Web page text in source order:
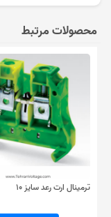
محصولات مرتبط
ترمینال ارت رعد سایز ۱۰